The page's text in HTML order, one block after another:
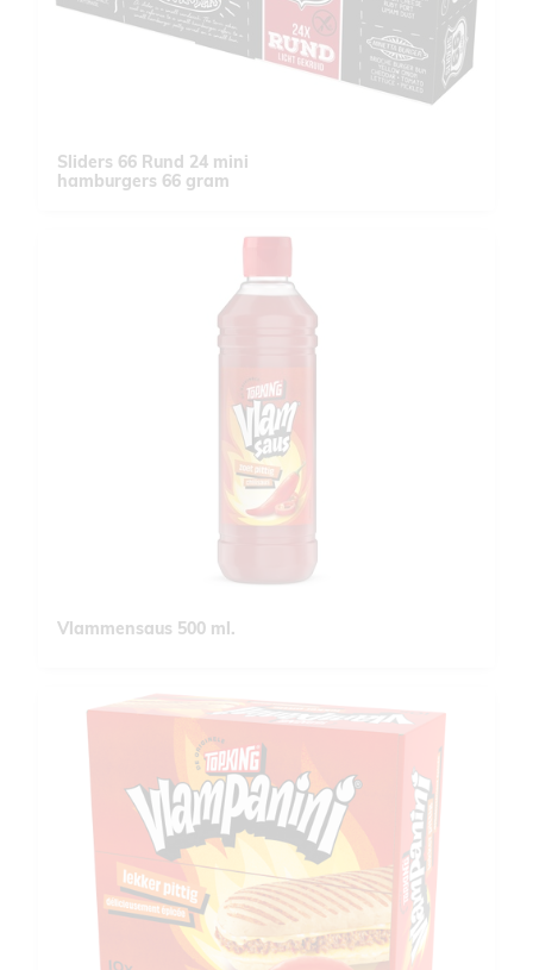
Sliders 66 Rund 24 mini
hamburgers 66 gram
Vlammensaus 500 ml.